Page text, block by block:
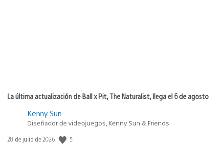
La última actualización de Ball x Pit, The Naturalist, llega el 6 de agosto
Kenny Sun
Diseñador de videojuegos, Kenny Sun & Friends
Fecha
28 de julio de 2026 5